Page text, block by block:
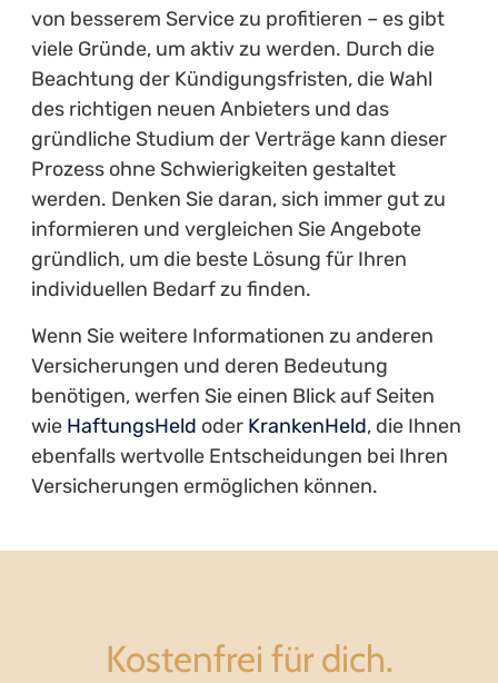
von besserem Service zu profitieren – es gibt
viele Gründe, um aktiv zu werden. Durch die
Beachtung der Kündigungsfristen, die Wahl
des richtigen neuen Anbieters und das
gründliche Studium der Verträge kann dieser
Prozess ohne Schwierigkeiten gestaltet
werden. Denken Sie daran, sich immer gut zu
informieren und vergleichen Sie Angebote
gründlich, um die beste Lösung für Ihren
individuellen Bedarf zu finden.
Wenn Sie weitere Informationen zu anderen
Versicherungen und deren Bedeutung
benötigen, werfen Sie einen Blick auf Seiten
wie HaftungsHeld oder KrankenHeld, die Ihnen
ebenfalls wertvolle Entscheidungen bei Ihren
Versicherungen ermöglichen können.
Kostenfrei für dich.